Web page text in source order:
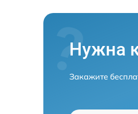
Нужна
Закажите